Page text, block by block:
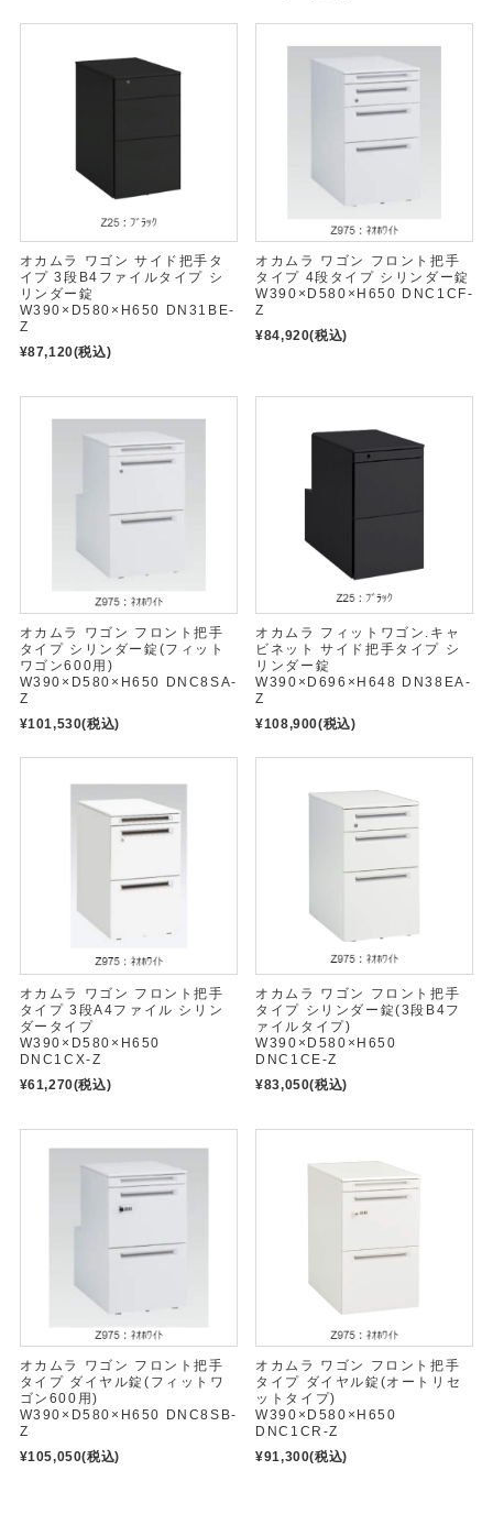
オカムラ ワゴン サイド把手タ
イプ 3段B4ファイルタイプ シ
リンダー錠
W390×D580×H650 DN31BE-
Z
¥87,120(税込)
オカムラ ワゴン フロント把手
タイプ 4段タイプ シリンダー錠
W390×D580×H650 DNC1CF-
Z
¥84,920(税込)
オカムラ ワゴン フロント把手
タイプ シリンダー錠(フィット
ワゴン600用)
W390×D580×H650 DNC8SA-
Z
¥101,530(税込)
オカムラ フィットワゴン.キャ
ビネット サイド把手タイプ シ
リンダー錠
W390×D696×H648 DN38EA-
Z
¥108,900(税込)
オカムラ ワゴン フロント把手
タイプ 3段A4ファイル シリン
ダータイプ
W390×D580×H650
DNC1CX-Z
¥61,270(税込)
オカムラ ワゴン フロント把手
タイプ シリンダー錠(3段B4フ
ァイルタイプ)
W390×D580×H650
DNC1CE-Z
¥83,050(税込)
オカムラ ワゴン フロント把手
タイプ ダイヤル錠(フィットワ
ゴン600用)
W390×D580×H650 DNC8SB-
Z
¥105,050(税込)
オカムラ ワゴン フロント把手
タイプ ダイヤル錠(オートリセ
ットタイプ)
W390×D580×H650
DNC1CR-Z
¥91,300(税込)